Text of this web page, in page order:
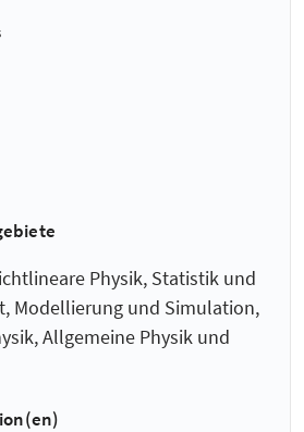
Physik, Statistik und
Modellierung und Simulation,
Allgemeine Physik und